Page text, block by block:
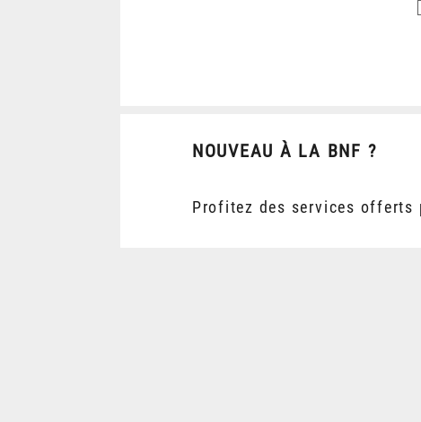
NOUVEAU À LA BNF ?
Profitez des services offerts